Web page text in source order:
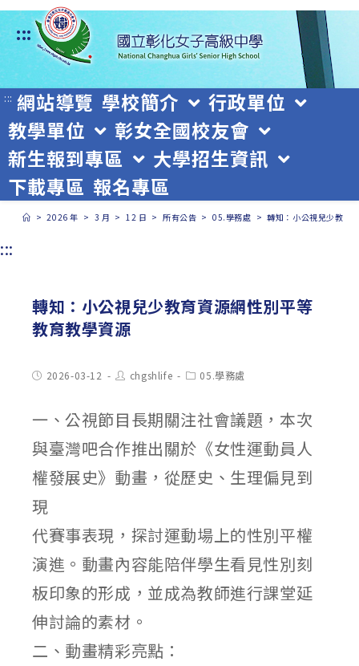
跳
轉
至
主
要
內
容
:::
::: 網站導覽 學校簡介
行政單位
教學單位
彰女全國校友會
新生報到專區
大學招生資訊
下載專區 報名專區
> 2026 年 > 3 月 > 12 日 > 所有公告 > 05.學務處 > 轉知：小公視兒少教育
:::
轉知：小公視兒少教育資源網性別平等
教育教學資源
Post2026-03-12
Post
author:
chgshlife
Post05.學務處
一、公視節目長期關注社會議題，本次
與臺灣吧合作推出關於《女性運動員人
權發展史》動畫，從歷史、生理偏見到
現
代賽事表現，探討運動場上的性別平權
演進。動畫內容能陪伴學生看見性別刻
板印象的形成，並成為教師進行課堂延
伸討論的素材。
二、動畫精彩亮點：